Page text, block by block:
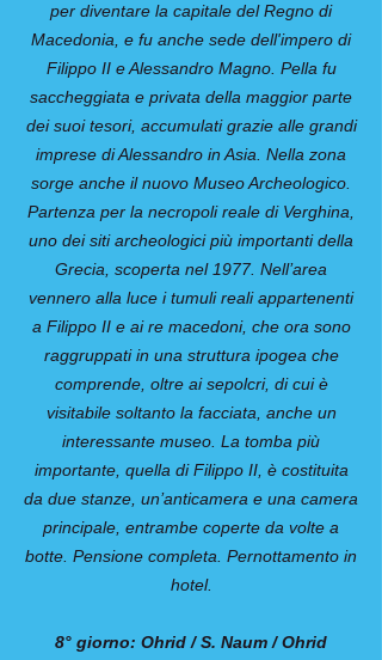
per diventare la capitale del Regno di
Macedonia, e fu anche sede dell'impero di
Filippo II e Alessandro Magno. Pella fu
saccheggiata e privata della maggior parte
dei suoi tesori, accumulati grazie alle grandi
imprese di Alessandro in Asia. Nella zona
sorge anche il nuovo Museo Archeologico.
Partenza per la necropoli reale di Verghina,
uno dei siti archeologici più importanti della
Grecia, scoperta nel 1977. Nell’area
vennero alla luce i tumuli reali appartenenti
a Filippo II e ai re macedoni, che ora sono
raggruppati in una struttura ipogea che
comprende, oltre ai sepolcri, di cui è
visitabile soltanto la facciata, anche un
interessante museo. La tomba più
importante, quella di Filippo II, è costituita
da due stanze, un’anticamera e una camera
principale, entrambe coperte da volte a
botte. Pensione completa. Pernottamento in
hotel.
8° giorno: Ohrid / S. Naum / Ohrid